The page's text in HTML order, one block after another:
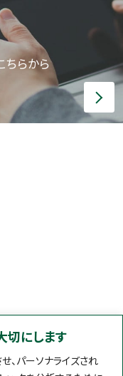
切にします
、パーソナライズされ
ちらから